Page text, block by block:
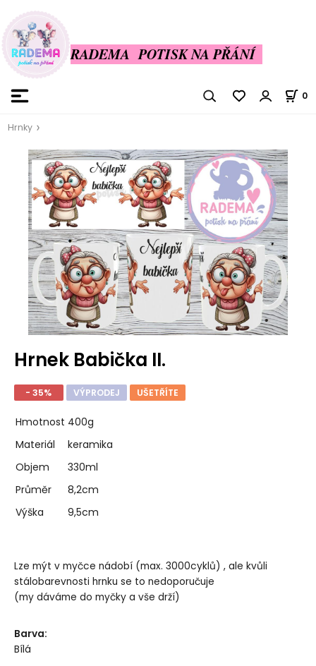
RADEMA POTISK NA PŘÁNÍ
0
Hrnky
Hrnek Babička II.
- 35% VÝPRODEJ UŠETŘÍTE
Hmotnost 400g
Materiál
keramika
Objem
330ml
Průměr
8,2cm
Výška
9,5cm
Lze mýt v myčce nádobí (max. 3000cyklů) , ale kvůli
stálobarevnosti hrnku se to nedoporučuje
(my dáváme do myčky a vše drží)
Barva:
Bílá